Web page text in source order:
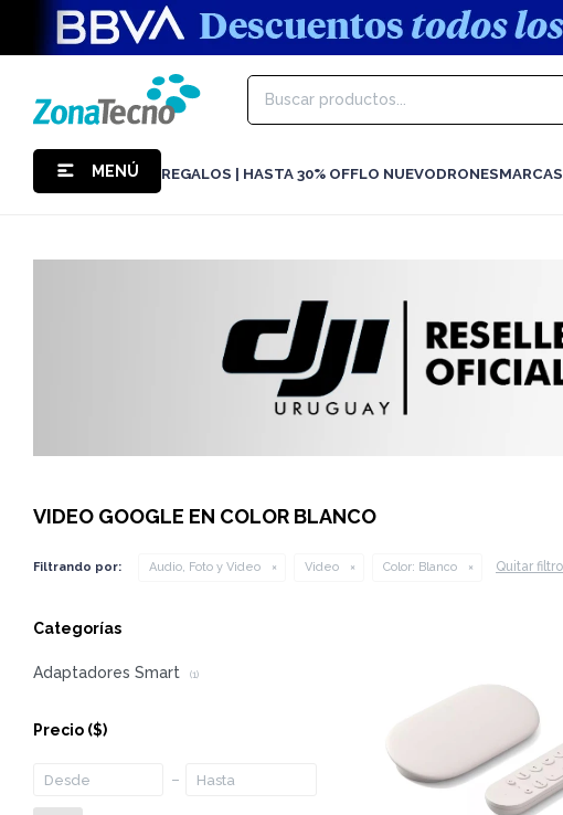
MENÚ REGALOS | HASTA 30% OFFLO NUEVODRONESMARCAS
VIDEO GOOGLE EN COLOR BLANCO
Filtrando por: Audio, Foto y Video Video Color: Blanco Quitar
Categorías
Adaptadores Smart (1)
Precio ($)